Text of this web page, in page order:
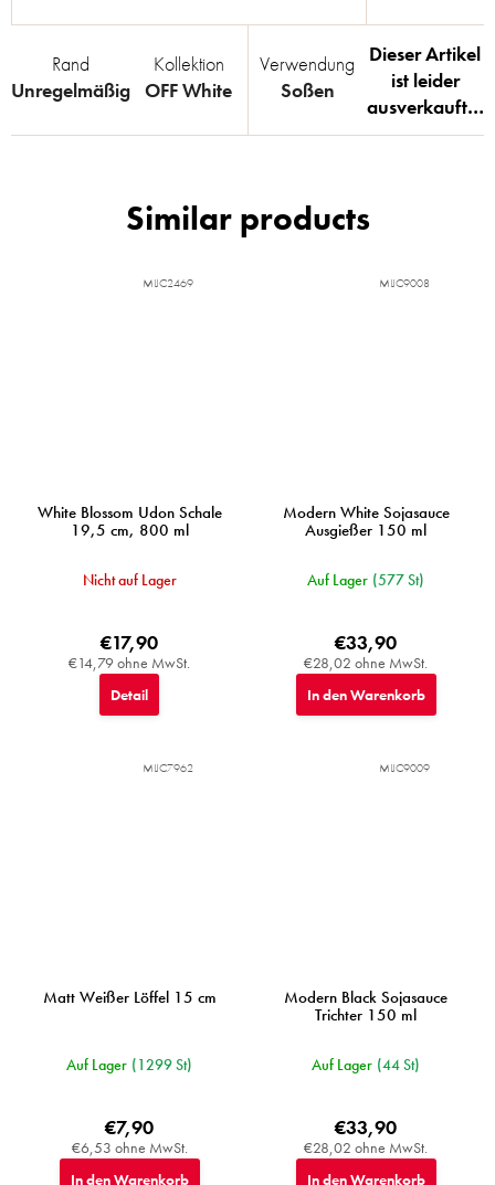
Rand
Unregelmäßig
Kollektion
OFF White
Verwendung
Soßen
Dieser Artikel
ist leider
ausverkauft…
White Blossom Udon Schale
19,5 cm, 800 ml
Nicht auf Lager
€14,79 ohne MwSt.
€17,90
Detail
MIJC2469
Modern White Sojasauce
Ausgießer 150 ml
Auf Lager (577 St)
€28,02 ohne MwSt.
€33,90
In den Warenkorb
MIJC9008
Matt Weißer Löffel 15 cm
Auf Lager (1299 St)
€6,53 ohne MwSt.
€7,90
In den Warenkorb
MIJC7962
Modern Black Sojasauce
Trichter 150 ml
Auf Lager (44 St)
€28,02 ohne MwSt.
€33,90
In den Warenkorb
MIJC9009